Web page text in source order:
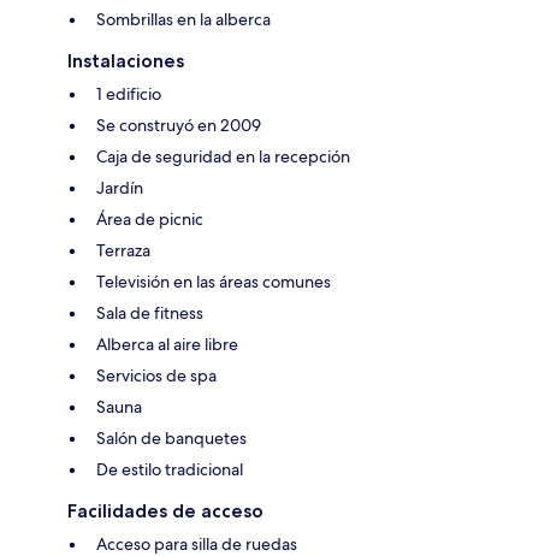
Sombrillas en la alberca
Instalaciones
1 edificio
Se construyó en 2009
Caja de seguridad en la recepción
Jardín
Área de picnic
Terraza
Televisión en las áreas comunes
Sala de fitness
Alberca al aire libre
Servicios de spa
Sauna
Salón de banquetes
De estilo tradicional
Facilidades de acceso
Acceso para silla de ruedas